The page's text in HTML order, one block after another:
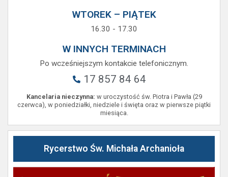
WTOREK – PIĄTEK
16.30 - 17.30
W INNYCH TERMINACH
Po wcześniejszym kontakcie telefonicznym.
17 857 84 64
Kancelaria nieczynna: w uroczystość św. Piotra i Pawła (29
czerwca), w poniedziałki, niedziele i święta oraz w pierwsze piątki
miesiąca.
Rycerstwo Św. Michała Archanioła